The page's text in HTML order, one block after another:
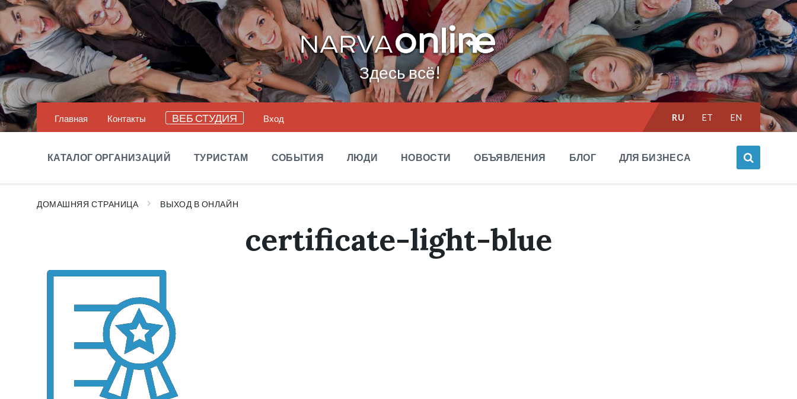
Перейти
содержанию
Перейти
главной
навигации
Перейти
подвал
(футер)
Здесь всё!
Главная Контакты ВЕБ СТУДИЯ Вход
Выбрать
язык:RU ET EN
КАТАЛОГ ОРГАНИЗАЦИЙ ТУРИСТАМ СОБЫТИЯ ЛЮДИ НОВОСТИ ОБЪЯВЛЕНИЯ БЛОГ ДЛЯ БИЗНЕСА
ДОМАШНЯЯ СТРАНИЦА ВЫХОД В ОНЛАЙН
certificate-light-blue